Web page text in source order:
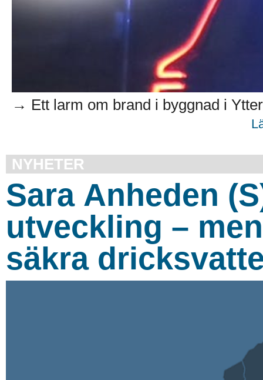
→ Ett larm om brand i byggnad i
NYHETER
Sara Anheden
utveckling –
säkra